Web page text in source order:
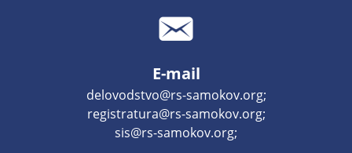
E-mail
delovodstvo@rs-samokov.org;
registratura@rs-samokov.org;
sis@rs-samokov.org;